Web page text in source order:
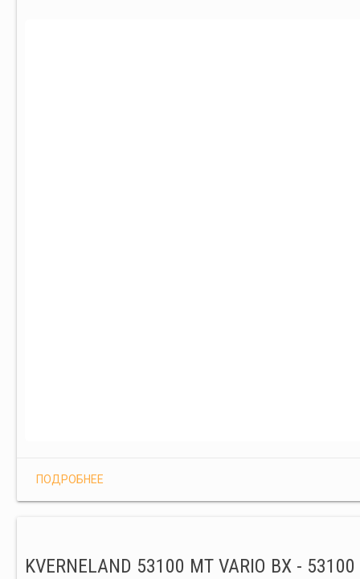
ПОДРОБНЕЕ
KVERNELAND 53100 MT VARIO BX - 53100